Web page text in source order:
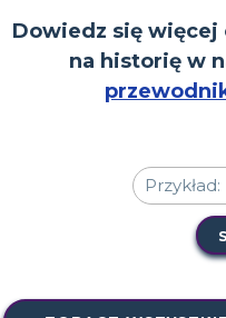
Dowiedz się więcej
na historię w